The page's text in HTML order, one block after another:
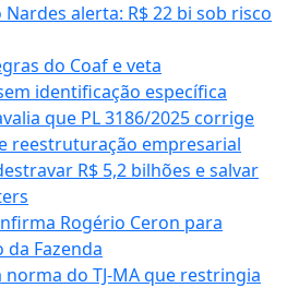
alerta: R$ 22 bi sob risco
do Coaf e veta
identificação específica
que PL 3186/2025 corrige
reestruturação empresarial
R$ 5,2 bilhões e salvar
Rogério Ceron para
Fazenda
do TJ-MA que restringia